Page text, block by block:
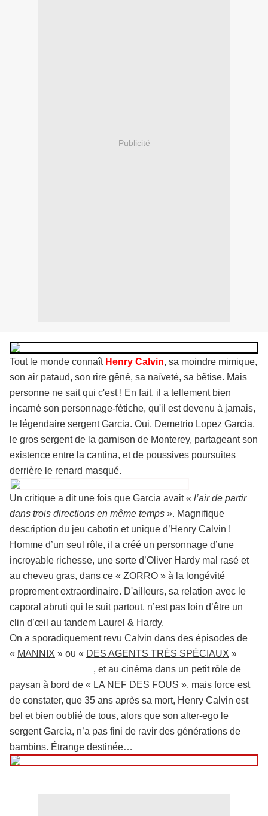
Publicité
Tout le monde connaît Henry Calvin, sa moindre mimique,
son air pataud, son rire gêné, sa naïveté, sa bêtise. Mais
personne ne sait qui c'est ! En fait, il a tellement bien
incarné son personnage-fétiche, qu'il est devenu à jamais,
le légendaire sergent Garcia. Oui, Demetrio Lopez Garcia,
le gros sergent de la garnison de Monterey, partageant son
existence entre la cantina, et de poussives poursuites
derrière le renard masqué.
Un critique a dit une fois que Garcia avait« l’air de partir
dans trois directions en même temps ». Magnifique
description du jeu cabotin et unique d’Henry Calvin !
Homme d’un seul rôle, il a créé un personnage d’une
incroyable richesse, une sorte d’Oliver Hardy mal rasé et
au cheveu gras, dans ce « ZORRO » à la longévité
proprement extraordinaire. D'ailleurs, sa relation avec le
caporal abruti qui le suit partout, n’est pas loin d’être un
clin d’œil au tandem Laurel & Hardy.
On a sporadiquement revu Calvin dans des épisodes de
« MANNIX » ou « DES AGENTS TRÈS SPÉCIAUX »
, et au cinéma dans un petit rôle de
paysan à bord de « LA NEF DES FOUS », mais force est
de constater, que 35 ans après sa mort, Henry Calvin est
bel et bien oublié de tous, alors que son alter-ego le
sergent Garcia, n’a pas fini de ravir des générations de
bambins. Étrange destinée…